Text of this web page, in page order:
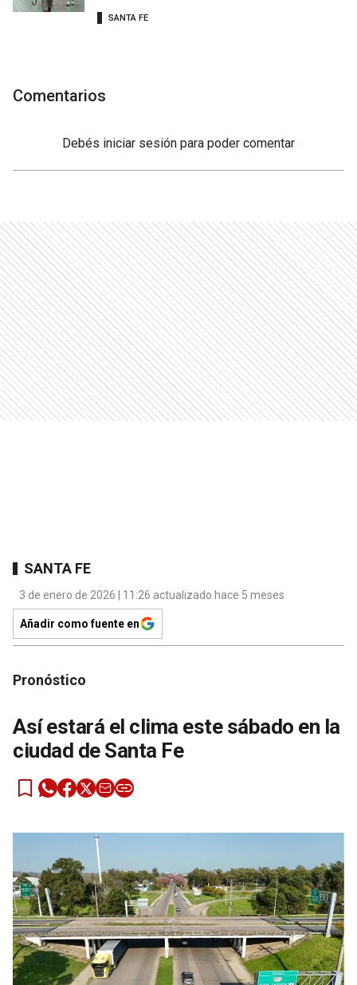
SANTA FE
Comentarios
Debés iniciar sesión para poder comentar
SANTA FE
3 de enero de 2026 | 11:26 actualizado hace 5 meses
Añadir como fuente en
Pronóstico
Así estará el clima este sábado en la
ciudad de Santa Fe